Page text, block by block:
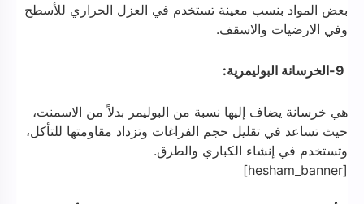
بعض المواد بنسب معينة تستخدم في العزل الحراري للأسطح
وفي الارضيات والاسقف.
هي خرسانة يضاف إليها نسبة من البوليمر بدلاً من الاسمنت،
حيث تساعد في تقليل حجم الفراغات وتزداد مقاومتها للتأكل،
وتستخدم في إنشاء الكباري والطرق.
[hesham_banner]